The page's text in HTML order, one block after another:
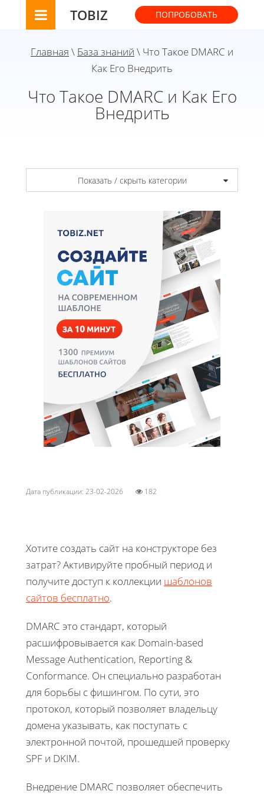
TOBIZ ПОПРОБОВАТЬ
Главная \ База знаний \ Что Такое DMARC и
Как Его Внедрить
Что Такое DMARC и Как Его
Внедрить
Показать / скрыть категории
Дата публикации: 23-02-2026 182
Хотите создать сайт на конструкторе без
затрат? Активируйте пробный период и
получите доступ к коллекции шаблонов
сайтов бесплатно.
DMARC это стандарт, который
расшифровывается как Domain-based
Message Authentication, Reporting &
Conformance. Он специально разработан
для борьбы с фишингом. По сути, это
протокол, который позволяет владельцу
домена указывать, как поступать с
электронной почтой, прошедшей проверку
SPF и DKIM.
Внедрение DMARC позволяет обеспечить